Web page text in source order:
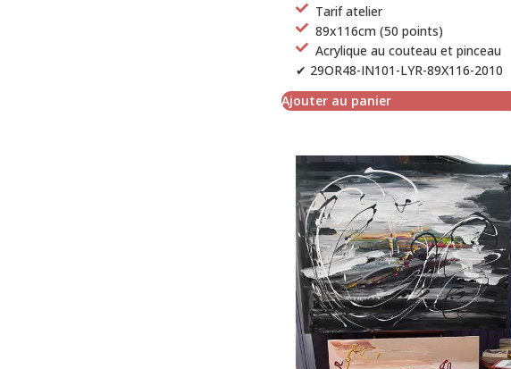
Tarif atelier
89x116cm (50 points)
Acrylique au couteau et pinceau
✔ 29OR48-IN101-LYR-89X116-2010
Ajouter au panier